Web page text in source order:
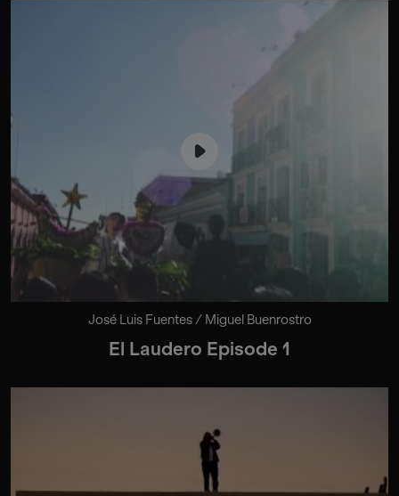
José Luis Fuentes / Miguel Buenrostro
El Laudero Episode 1